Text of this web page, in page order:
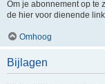
Om je abonnement op te
de hier voor dienende
Omhoog
Bijlagen